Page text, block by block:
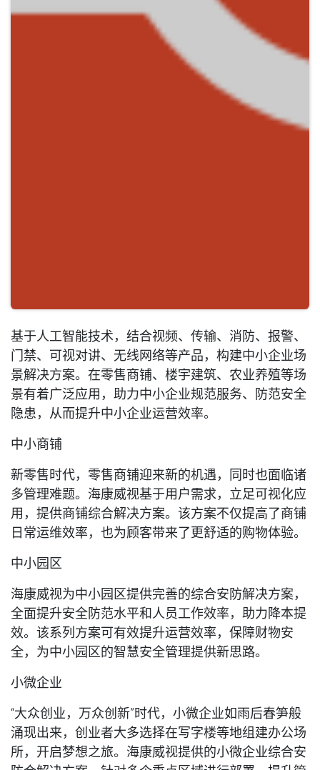
基于人工智能技术，结合视频、传输、消防、报警、
门禁、可视对讲、无线网络等产品，构建中小企业场
景解决方案。在零售商铺、楼宇建筑、农业养殖等场
景有着广泛应用，助力中小企业规范服务、防范安全
隐患，从而提升中小企业运营效率。
中小商铺
新零售时代，零售商铺迎来新的机遇，同时也面临诸
多管理难题。海康威视基于用户需求，立足可视化应
用，提供商铺综合解决方案。该方案不仅提高了商铺
日常运维效率，也为顾客带来了更舒适的购物体验。
中小园区
海康威视为中小园区提供完善的综合安防解决方案，
全面提升安全防范水平和人员工作效率，助力降本提
效。该系列方案可有效提升运营效率，保障财物安
全，为中小园区的智慧安全管理提供新思路。
小微企业
“大众创业，万众创新”时代，小微企业如雨后春笋般
涌现出来，创业者大多选择在写字楼等地组建办公场
所，开启梦想之旅。海康威视提供的小微企业综合安